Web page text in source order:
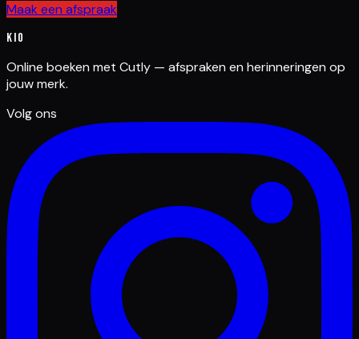
Maak een afspraak
Kio
Online boeken met Cutly — afspraken en herinneringen op
jouw merk.
Volg ons